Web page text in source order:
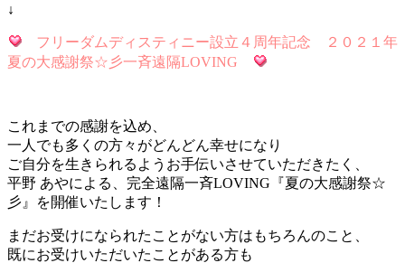
↓
フリーダムディスティニー設立４周年記念 ２０２１年
夏の大感謝祭☆彡一斉遠隔LOVING
これまでの感謝を込め、
一人でも多くの方々がどんどん幸せになり
ご自分を生きられるようお手伝いさせていただきたく、
平野 あやによる、完全遠隔一斉LOVING『夏の大感謝祭☆
彡』を開催いたします！
まだお受けになられたことがない方はもちろんのこと、
既にお受けいただいたことがある方も